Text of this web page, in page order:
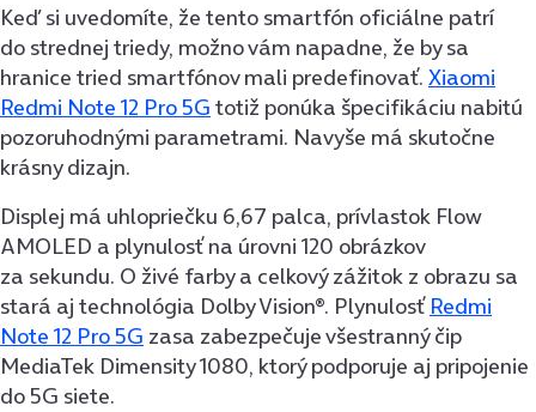
Keď si uvedomíte, že tento smartfón oficiálne patrí
do strednej triedy, možno vám napadne, že by sa
hranice tried smartfónov mali predefinovať. Xiaomi
Redmi Note 12 Pro 5G totiž ponúka špecifikáciu nabitú
pozoruhodnými parametrami. Navyše má skutočne
krásny dizajn.
Displej má uhlopriečku 6,67 palca, prívlastok Flow
AMOLED a plynulosť na úrovni 120 obrázkov
za sekundu. O živé farby a celkový zážitok z obrazu sa
stará aj technológia Dolby Vision®. Plynulosť Redmi
Note 12 Pro 5G zasa zabezpečuje všestranný čip
MediaTek Dimensity 1080, ktorý podporuje aj pripojenie
do 5G siete.